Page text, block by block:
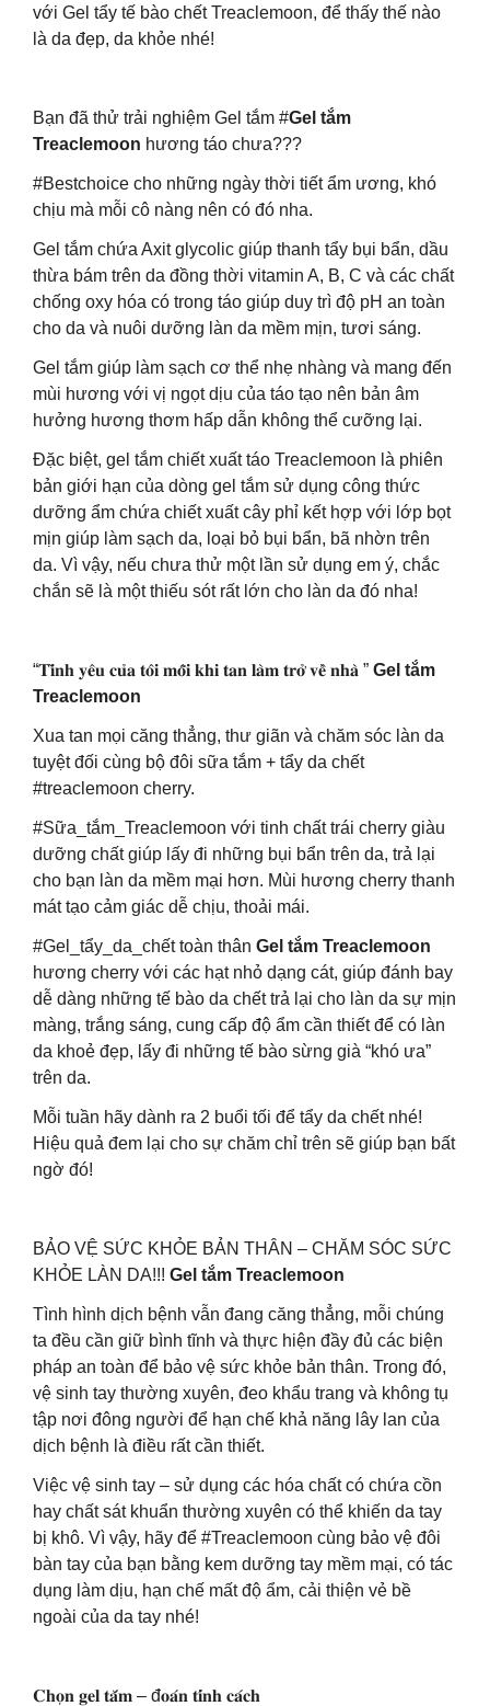
với Gel tẩy tế bào chết Treaclemoon, để thấy thế nào
là da đẹp, da khỏe nhé!
Bạn đã thử trải nghiệm Gel tắm #Gel tắm
Treaclemoon hương táo chưa???
#Bestchoice cho những ngày thời tiết ẩm ương, khó
chịu mà mỗi cô nàng nên có đó nha.
Gel tắm chứa Axit glycolic giúp thanh tẩy bụi bẩn, dầu
thừa bám trên da đồng thời vitamin A, B, C và các chất
chống oxy hóa có trong táo giúp duy trì độ pH an toàn
cho da và nuôi dưỡng làn da mềm mịn, tươi sáng.
Gel tắm giúp làm sạch cơ thể nhẹ nhàng và mang đến
mùi hương với vị ngọt dịu của táo tạo nên bản âm
hưởng hương thơm hấp dẫn không thể cưỡng lại.
Đặc biệt, gel tắm chiết xuất táo Treaclemoon là phiên
bản giới hạn của dòng gel tắm sử dụng công thức
dưỡng ẩm chứa chiết xuất cây phỉ kết hợp với lớp bọt
mịn giúp làm sạch da, loại bỏ bụi bẩn, bã nhờn trên
da. Vì vậy, nếu chưa thử một lần sử dụng em ý, chắc
chắn sẽ là một thiếu sót rất lớn cho làn da đó nha!
“𝐓𝐢̀𝐧𝐡 𝐲𝐞̂𝐮 𝐜𝐮̉𝐚 𝐭𝐨̂𝐢 𝐦𝐨̂̃𝐢 𝐤𝐡𝐢 𝐭𝐚𝐧 𝐥𝐚̀𝐦 𝐭𝐫𝐨̛̉ 𝐯𝐞̂̀ 𝐧𝐡𝐚̀ ” Gel tắm
Treaclemoon
Xua tan mọi căng thẳng, thư giãn và chăm sóc làn da
tuyệt đối cùng bộ đôi sữa tắm + tẩy da chết
#treaclemoon cherry.
#Sữa_tắm_Treaclemoon với tinh chất trái cherry giàu
dưỡng chất giúp lấy đi những bụi bẩn trên da, trả lại
cho bạn làn da mềm mại hơn. Mùi hương cherry thanh
mát tạo cảm giác dễ chịu, thoải mái.
#Gel_tẩy_da_chết toàn thân Gel tắm Treaclemoon
hương cherry với các hạt nhỏ dạng cát, giúp đánh bay
dễ dàng những tế bào da chết trả lại cho làn da sự mịn
màng, trắng sáng, cung cấp độ ẩm cần thiết để có làn
da khoẻ đẹp, lấy đi những tế bào sừng già “khó ưa”
trên da.
Mỗi tuần hãy dành ra 2 buổi tối để tẩy da chết nhé!
Hiệu quả đem lại cho sự chăm chỉ trên sẽ giúp bạn bất
ngờ đó!
BẢO VỆ SỨC KHỎE BẢN THÂN – CHĂM SÓC SỨC
KHỎE LÀN DA!!! Gel tắm Treaclemoon
Tình hình dịch bệnh vẫn đang căng thẳng, mỗi chúng
ta đều cần giữ bình tĩnh và thực hiện đầy đủ các biện
pháp an toàn để bảo vệ sức khỏe bản thân. Trong đó,
vệ sinh tay thường xuyên, đeo khẩu trang và không tụ
tập nơi đông người để hạn chế khả năng lây lan của
dịch bệnh là điều rất cần thiết.
Việc vệ sinh tay – sử dụng các hóa chất có chứa cồn
hay chất sát khuẩn thường xuyên có thể khiến da tay
bị khô. Vì vậy, hãy để #Treaclemoon cùng bảo vệ đôi
bàn tay của bạn bằng kem dưỡng tay mềm mại, có tác
dụng làm dịu, hạn chế mất độ ẩm, cải thiện vẻ bề
ngoài của da tay nhé!
𝐂𝐡𝐨̣𝐧 𝐠𝐞𝐥 𝐭𝐚̆́𝐦 – đ𝐨𝐚́𝐧 𝐭𝐢́𝐧𝐡 𝐜𝐚́𝐜𝐡